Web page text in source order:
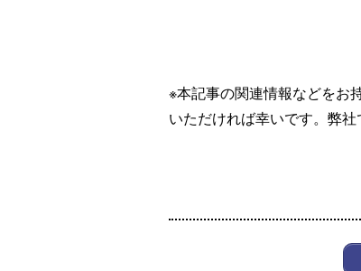
※本記事の関連情報などをお
いただければ幸いです。弊社